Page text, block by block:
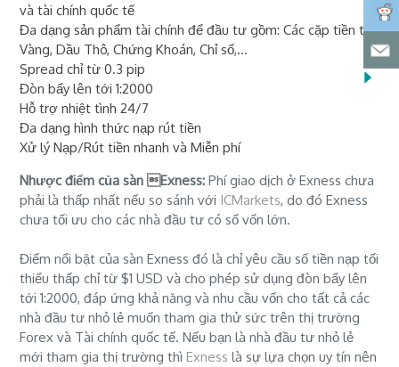
và tài chính quốc tế
Đa dạng sản phẩm tài chính để đầu tư gồm: Các cặp tiền tệ,
Vàng, Dầu Thô, Chứng Khoán, Chỉ số,...
Spread chỉ từ 0.3 pip
Đòn bẩy lên tới 1:2000
Hỗ trợ nhiệt tình 24/7
Đa dạng hình thức nạp rút tiền
Xử lý Nạp/Rút tiền nhanh và Miễn phí
Nhược điểm của sàn Exness: Phí giao dịch ở Exness chưa
phải là thấp nhất nếu so sánh với ICMarkets, do đó Exness
chưa tối ưu cho các nhà đầu tư có số vốn lớn.
Điểm nổi bật của sàn Exness đó là chỉ yêu cầu số tiền nạp tối
thiểu thấp chỉ từ $1 USD và cho phép sử dụng đòn bẩy lên
tới 1:2000, đáp ứng khả năng và nhu cầu vốn cho tất cả các
nhà đầu tư nhỏ lẻ muốn tham gia thử sức trên thị trường
Forex và Tài chính quốc tế. Nếu bạn là nhà đầu tư nhỏ lẻ
mới tham gia thị trường thìExness là sự lựa chọn uy tín nên